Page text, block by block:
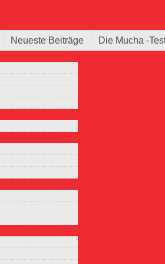
Neueste Beiträge
Die Mucha -